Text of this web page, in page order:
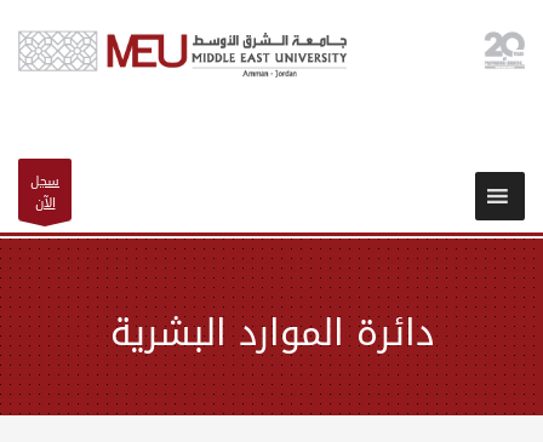
سجل
الآن
دائرة الموارد البشرية